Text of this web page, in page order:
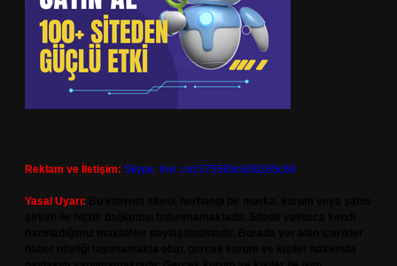
Reklam ve İletişim: Skype: live:.cid.575569c608265c69
Yasal Uyarı: